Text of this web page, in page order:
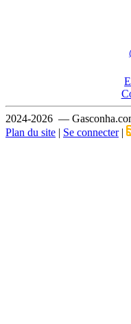
2024-2026 —
Plan du site | Se connecter|